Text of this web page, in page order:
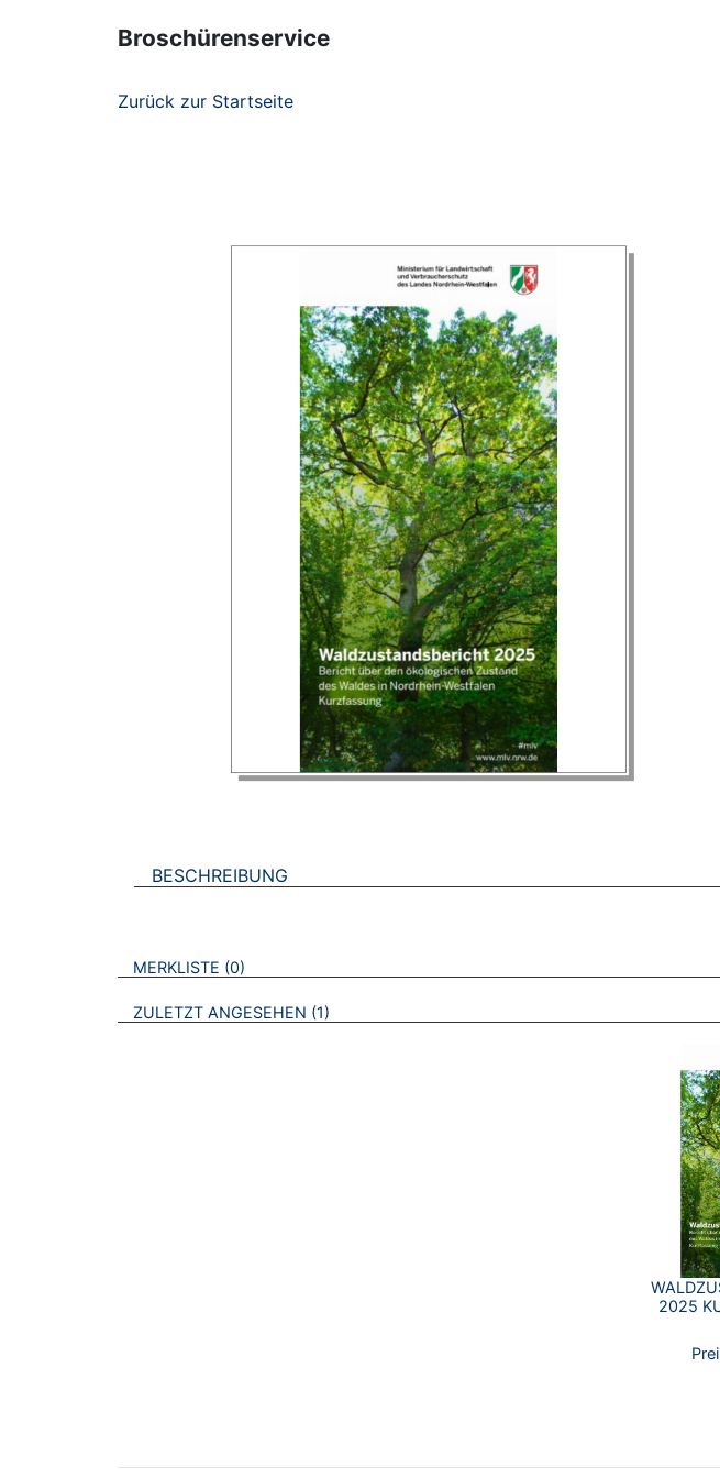
Broschürenservice
Zurück zur Startseite
BESCHREIBUNG
VERWEISE AUF VERMERKTE- ODER ZULETZT ANGESEHENE
MERKLISTE 0
ZULETZT ANGESEHEN 1
2025